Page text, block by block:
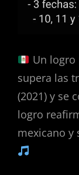
Un logro
supera las
(2021) y se
logro
mexicano y